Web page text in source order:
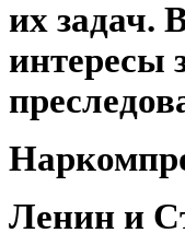
их задач.
интересы
Ленин и